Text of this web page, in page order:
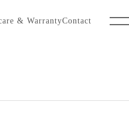
& WarrantyContact